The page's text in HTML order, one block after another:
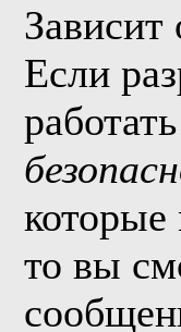
Зависит
Если
то вы